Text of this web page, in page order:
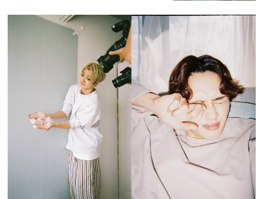
プライバシーポリシー
利用規約